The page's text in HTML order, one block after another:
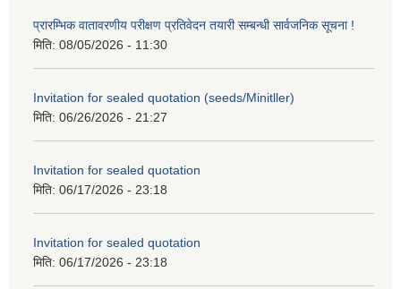
प्रारम्भिक वातावरणीय परीक्षण प्रतिवेदन तयारी सम्बन्धी सार्वजनिक सूचना !
मिति: 08/05/2026 - 11:30
Invitation for sealed quotation (seeds/Minitller)
मिति: 06/26/2026 - 21:27
Invitation for sealed quotation
मिति: 06/17/2026 - 23:18
Invitation for sealed quotation
मिति: 06/17/2026 - 23:18